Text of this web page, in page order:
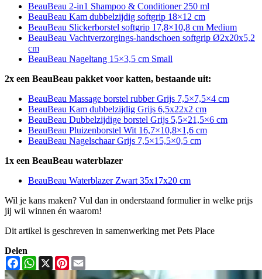
BeauBeau 2-in1 Shampoo & Conditioner 250 ml
BeauBeau Kam dubbelzijdig softgrip 18×12 cm
BeauBeau Slickerborstel softgrip 17,8×10,8 cm Medium
BeauBeau Vachtverzorgings-handschoen softgrip Ø2x20x5,2
cm
BeauBeau Nageltang 15×3,5 cm Small
2x een BeauBeau pakket voor katten, bestaande uit:
BeauBeau Massage borstel rubber Grijs 7,5×7,5×4 cm
BeauBeau Kam dubbelzijdig Grijs 6,5x22x2 cm
BeauBeau Dubbelzijdige borstel Grijs 5,5×21,5×6 cm
BeauBeau Pluizenborstel Wit 16,7×10,8×1,6 cm
BeauBeau Nagelschaar Grijs 7,5×15,5×0,5 cm
1x een BeauBeau waterblazer
BeauBeau Waterblazer Zwart 35x17x20 cm
Wil je kans maken? Vul dan in onderstaand formulier in welke prijs
jij wil winnen én waarom!
Dit artikel is geschreven in samenwerking met Pets Place
Delen
FacebookWhatsApp
X Pinterest